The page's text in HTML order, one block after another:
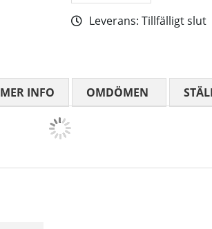
Leverans: Tillfälligt slut
MER INFO OMDÖMEN